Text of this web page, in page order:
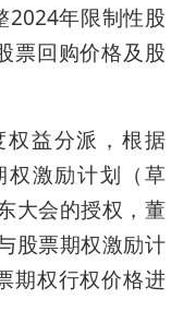
2024年限制性股
票回购价格及股
益分派，根据
权激励计划（草
大会的授权，董
股票期权激励计
期权行权价格进